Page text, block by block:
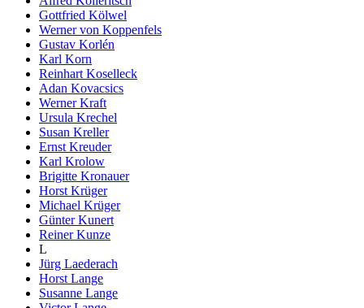
Gottfried Kölwel
Werner von Koppenfels
Gustav Korlén
Karl Korn
Reinhart Koselleck
Adan Kovacsics
Werner Kraft
Ursula Krechel
Susan Kreller
Ernst Kreuder
Karl Krolow
Brigitte Kronauer
Horst Krüger
Michael Krüger
Günter Kunert
Reiner Kunze
L
Jürg Laederach
Horst Lange
Susanne Lange